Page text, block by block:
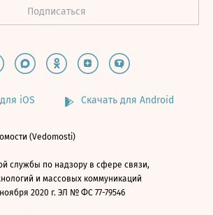
iOS Скачать для Android
(Vedomosti)
службы по надзору в сфере связи,
и массовых коммуникаций
2020 г. ЭЛ № ФС 77-79546